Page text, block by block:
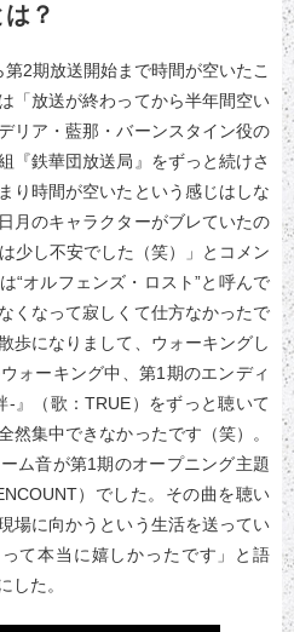
？
2期放送開始まで時間が空いたこ
「放送が終わってから半年間空い
リア・藍那・バーンスタイン役の
『鉄華団放送局』をずっと続けさ
り時間が空いたという感じはしな
月のキャラクターがブレていたの
少し不安でした（笑）」とコメン
“オルフェンズ・ロスト”と呼んで
くなって寂しくて仕方なかったで
歩になりまして、ウォーキングし
ォーキング中、第1期のエンディ
-』（歌：TRUE）をずっと聴いて
然集中できなかったです（笑）。
ム音が第1期のオープニング主題
）でした。その曲を聴い
場に向かうという生活を送ってい
て本当に嬉しかったです」と語
した。